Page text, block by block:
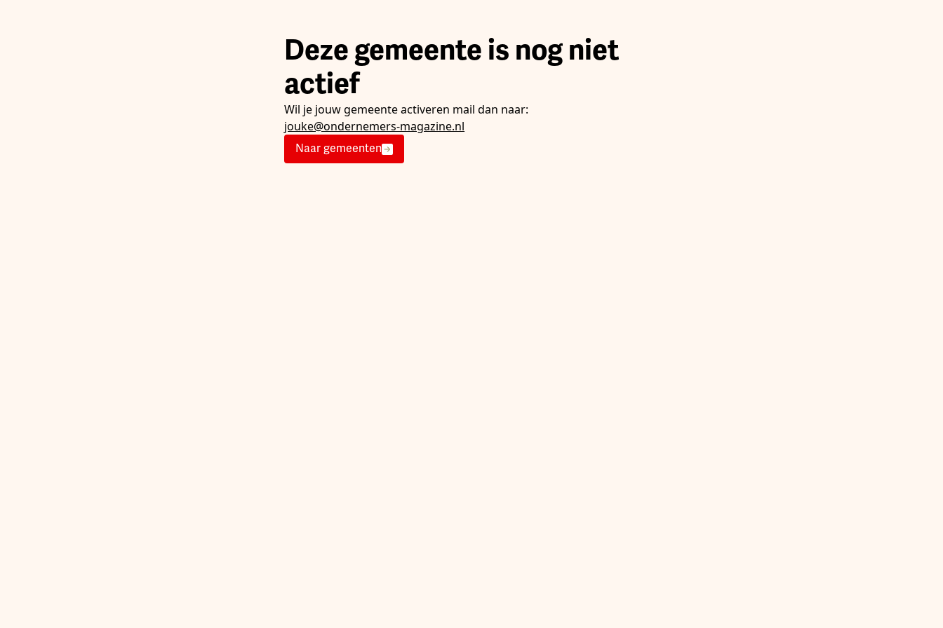
Deze gemeente is nog niet
actief
Wil je jouw gemeente activeren mail dan naar:
jouke@ondernemers-magazine.nl
Naar gemeenten